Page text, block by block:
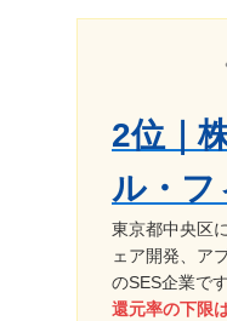
2位｜
ル・フ
東京都中央区
ェア開発、ア
のSES企業です
還元率の下限